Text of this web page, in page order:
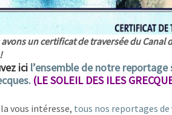
avons un certificat de traversée du
ici l’ensemble de notre reportage
(LE SOLEIL DES ILES
vous intéresse, tous nos reportages de